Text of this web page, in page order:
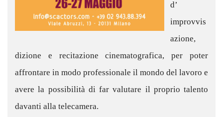
azione,
dizione e recitazione cinematografica, per poter
affrontare in modo professionale il mondo del lavoro e
avere la possibilità di far valutare il proprio talento
davanti alla telecamera.
Tutti i partecipanti potranno interagire direttamente
con il Regista, è richiesta la preparazione di due pezzi